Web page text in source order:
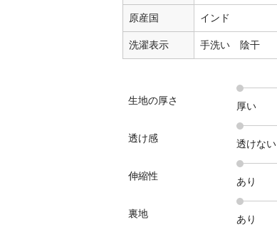
原産国 インド
洗濯表示 手洗い 陰干
生地の厚さ 厚い
透け感 透けない
伸縮性 あり
裏地 あり